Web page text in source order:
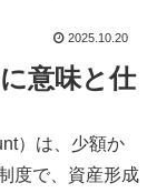
2025.10.20
意味と仕
）は、少額か
度で、資産形成